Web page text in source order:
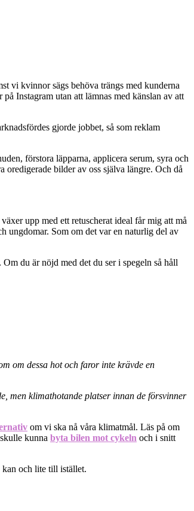
vi kvinnor sägs behöva trängs med kunderna
Instagram utan att lämnas med känslan av att
gjorde jobbet, så som reklam
förstora läpparna, applicera serum, syra och
bilder av oss själva längre. Och då
upp med ett retuscherat ideal får mig att må
ungdomar. Som om det var en naturlig del av
du är nöjd med det du ser i spegeln så håll
om dessa hot och faror inte krävde en
men klimathotande platser innan de försvinner
om vi ska nå våra klimatmål. Läs på om
kunna byta bilen mot cykeln och i snitt
kan och lite till istället.